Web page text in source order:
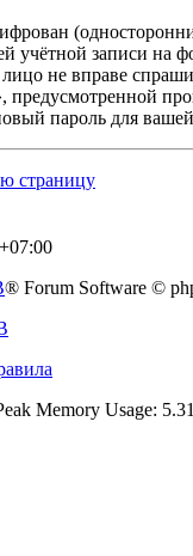
учётной записи
не вправе
предусмотренной
пароль для
страницу
® Forum Software ©
Memory Usage: